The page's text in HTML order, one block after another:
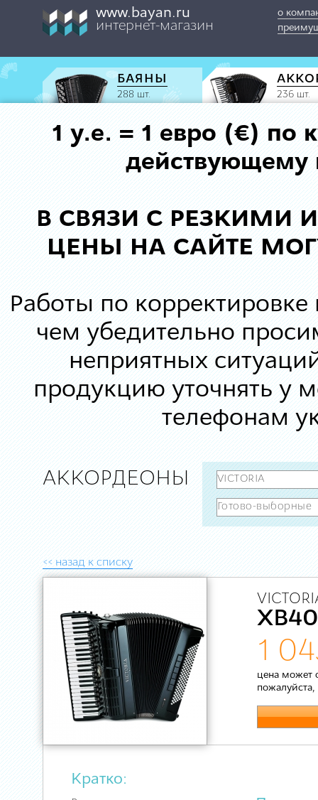
www.bayan.ru
интернет-магазин
о
БАЯНЫ
288 шт. 236 шт.
1 у.е. = 1 евро (€) по
действующему
В СВЯЗИ С РЕЗКИМИ
ЦЕНЫ НА САЙТЕ
Работы по корректировке
чем убедительно
неприятных
продукцию уточнять у
телефонам
АККОРДЕОНЫ
<< назад к списку
1
цена может
пожалуйста,
Кратко: